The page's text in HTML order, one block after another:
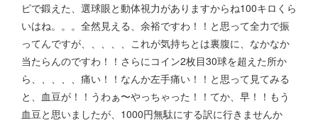
ピで鍛えた、選球眼と動体視力がありますからね100キロくら
いはね。。。全然見える、余裕ですわ！！と思って全力で振
ってんですが、、、、、これが気持ちとは裏腹に、なかなか
当たらんのですわ！！さらにコイン2枚目30球を超えた所か
ら、、、、、痛い！！なんか左手痛い！！と思って見てみる
と、血豆が！！うわぁ〜やっちゃった！！てか、早！！もう
血豆と思いましたが、1000円無駄にする訳に行きませんか